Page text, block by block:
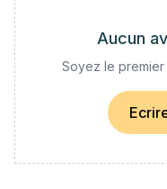
Aucun
Soyez le